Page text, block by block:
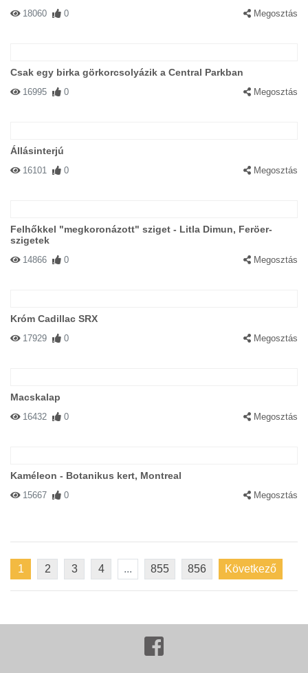
18060 0 Megosztás
Csak egy birka görkorcsolyázik a Central Parkban
16995 0 Megosztás
Állásinterjú
16101 0 Megosztás
Felhőkkel "megkoronázott" sziget - Litla Dimun, Feröer-
szigetek
14866 0 Megosztás
Króm Cadillac SRX
17929 0 Megosztás
Macskalap
16432 0 Megosztás
Kaméleon - Botanikus kert, Montreal
15667 0 Megosztás
1 2 3 4 ... 855 856 Következő